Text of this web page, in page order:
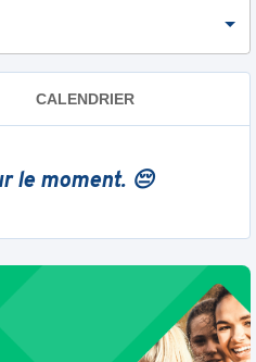
CALENDRIER
le moment. 😔